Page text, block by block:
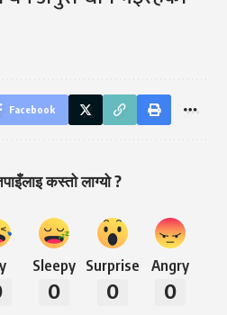
Facebook
कस्तो लाग्यो ?
Sleepy
0
Surprise
0
Angry
0